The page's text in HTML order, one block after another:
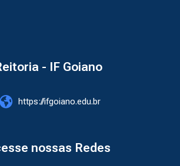
- IF Goiano
https://ifgoiano.edu.br
nossas Redes